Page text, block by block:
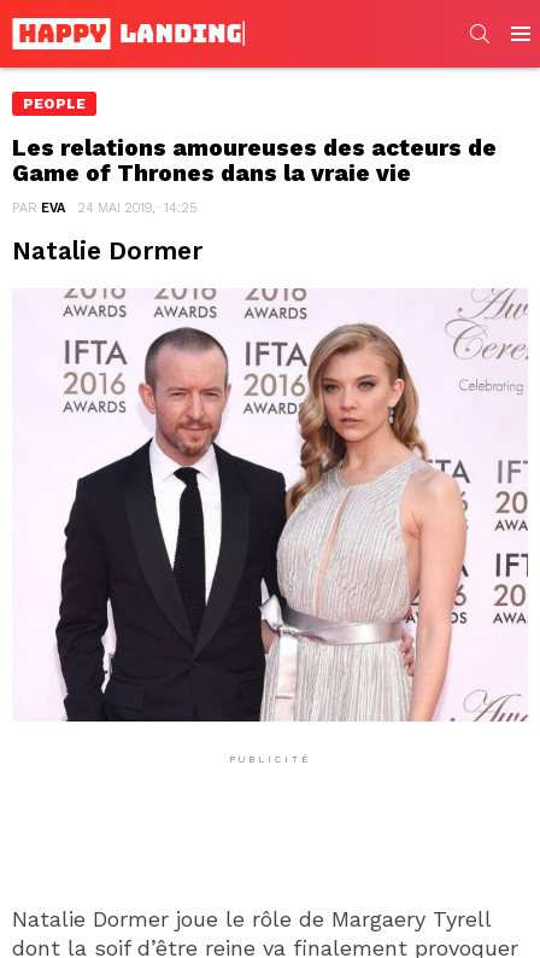
PEOPLE
Les relations amoureuses des acteurs de
Game of Thrones dans la vraie vie
PAR EVA 24 MAI 2019, · 14:25
Natalie Dormer
PUBLICITÉ
Natalie Dormer joue le rôle de Margaery Tyrell
dont la soif d’être reine va finalement provoquer